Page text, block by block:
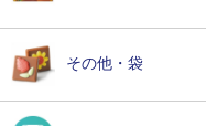
その他・袋